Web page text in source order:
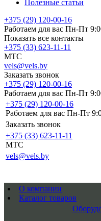
Полезные статьи
+375 (29) 120-00-16
Работаем для вас Пн-Пт
Показать все контакты
+375 (33) 623-11-11
MTC
vels@vels.by
Заказать звонок
+375 (29) 120-00-16
Работаем для вас Пн-Пт
+375 (29) 120-00-16
Работаем для вас Пн-Пт
Заказать звонок
+375 (33) 623-11-11
MTC
vels@vels.by
О компании
Каталог товаров